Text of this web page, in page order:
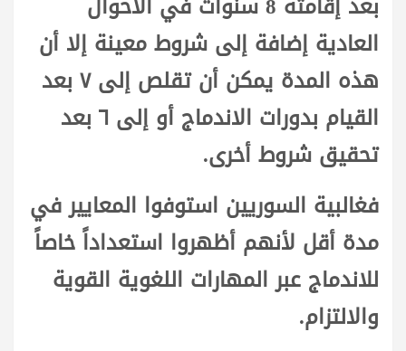
العادية إضافة إلى شروط معينة إلا أن
هذه المدة يمكن أن تقلص إلى ٧ بعد
القيام بدورات الاندماج أو إلى ٦ بعد
تحقيق شروط أخرى.
فغالبية السوريين استوفوا المعايير في
مدة أقل لأنهم أظهروا استعداداً خاصاً
للاندماج عبر المهارات اللغوية القوية
والالتزام.